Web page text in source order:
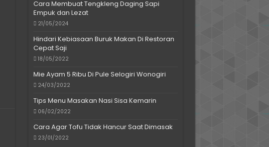
Cara Membuat Tengkleng Daging Sapi
Empuk dan Lezat
21/05/2024
Hindari Kebiasaan Buruk Makan Di Restoran
Cepat Saji
18/05/2022
Mie Ayam 5 Ribu Di Pule Selogiri Wonogiri
24/03/2022
Tips Menu Masakan Nasi Sisa Kemarin
06/02/2022
Cara Agar Tofu Tidak Hancur Saat Dimasak
23/01/2022